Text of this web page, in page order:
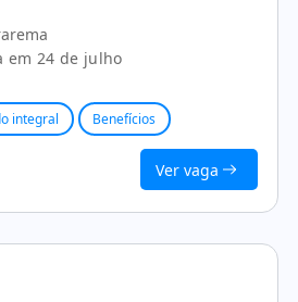
em 24 de julho
integral Benefícios
Ver vaga